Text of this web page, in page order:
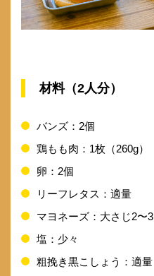
材料（2人分）
バンズ：2個
鶏もも肉：1枚（260g）
卵：2個
リーフレタス：適量
マヨネーズ：大さじ2〜3
塩：少々
粗挽き黒こしょう：適量